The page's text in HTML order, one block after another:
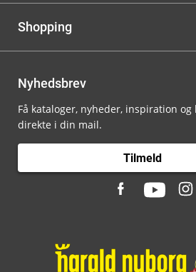
Shopping
Nyhedsbrev
Få kataloger, nyheder, inspiration
direkte i din mail.
Tilmeld